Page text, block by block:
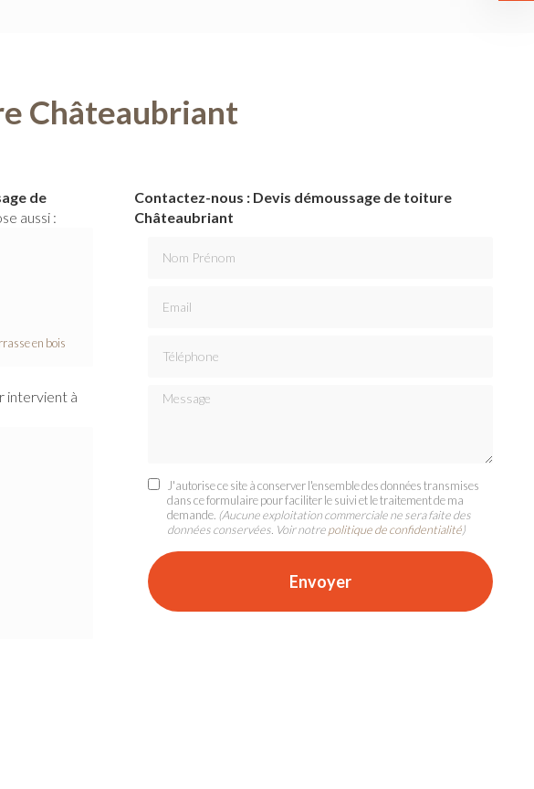
Châteaubriant
de
aussi :
en bois
intervient à
Contactez-nous : Devis démoussage de toiture
Châteaubriant
Message
J'autorise ce site à conserver l'ensemble des données transmises
dans ce formulaire pour faciliter le suivi et le traitement de ma
demande. (Aucune exploitation commerciale ne sera faite des
données conservées. Voir notrepolitique de confidentialité)